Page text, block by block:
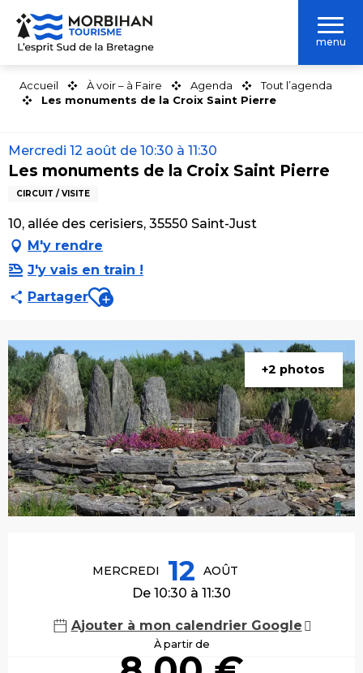
Aller
contenu
menu
Accueil À voir – à Faire Agenda
Tout l’agenda
Les monuments de la Croix Saint Pierre
Mercredi 12 août de 10:30 à 11:30
Les monuments de la Croix Saint Pierre
CIRCUIT / VISITE
10, allée des cerisiers, 35550 Saint-Just
M'y rendre
J'y vais en train !
PartagerAjouter aux favoris
+2 photos
MERCREDI 12 AOÛT
De 10:30 à 11:30
Ajouter à mon calendrier Google
À partir de